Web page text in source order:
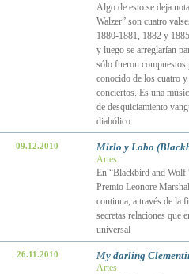
Algo de esto se deja
Walzer” son cuatro
1880-1881, 1882 y
y luego se arreglarían
sólo fueron compuestos
conocido de los cuatro y
conciertos. Es una
de desquiciamiento
diabólico
09.12.2010 Mirlo y Lobo
Artes
En “Blackbird and
Premio Leonore
continua, a través de la
secretas relaciones que
universal
26.11.2010 My darling
Artes